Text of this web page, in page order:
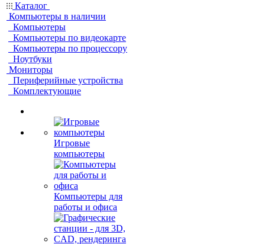
Каталог
Компьютеры в наличии
Компьютеры
Компьютеры по видеокарте
Компьютеры по процессору
Ноутбуки
Мониторы
Периферийные устройства
Комплектующие
Игровые
компьютеры
Компьютеры для
работы и офиса